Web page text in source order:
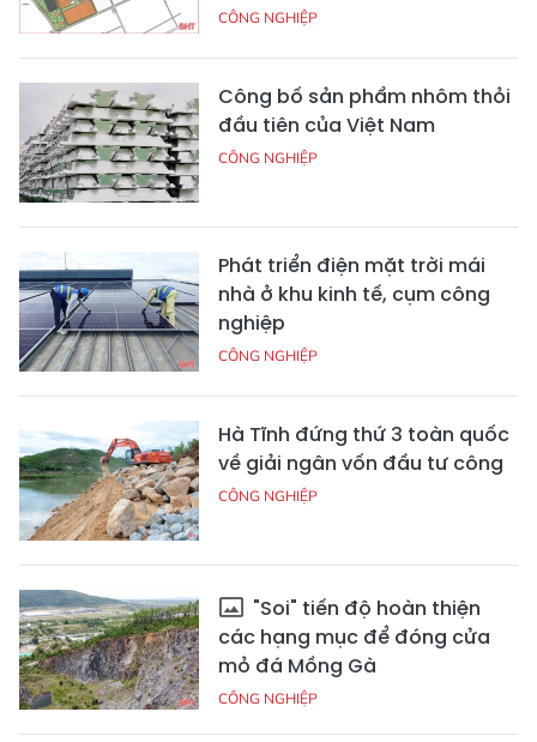
CÔNG NGHIỆP
Công bố sản phẩm nhôm thỏi
đầu tiên của Việt Nam
CÔNG NGHIỆP
Phát triển điện mặt trời mái
nhà ở khu kinh tế, cụm công
nghiệp
CÔNG NGHIỆP
Hà Tĩnh đứng thứ 3 toàn quốc
về giải ngân vốn đầu tư công
CÔNG NGHIỆP
"Soi" tiến độ hoàn thiện
các hạng mục để đóng cửa
mỏ đá Mồng Gà
CÔNG NGHIỆP